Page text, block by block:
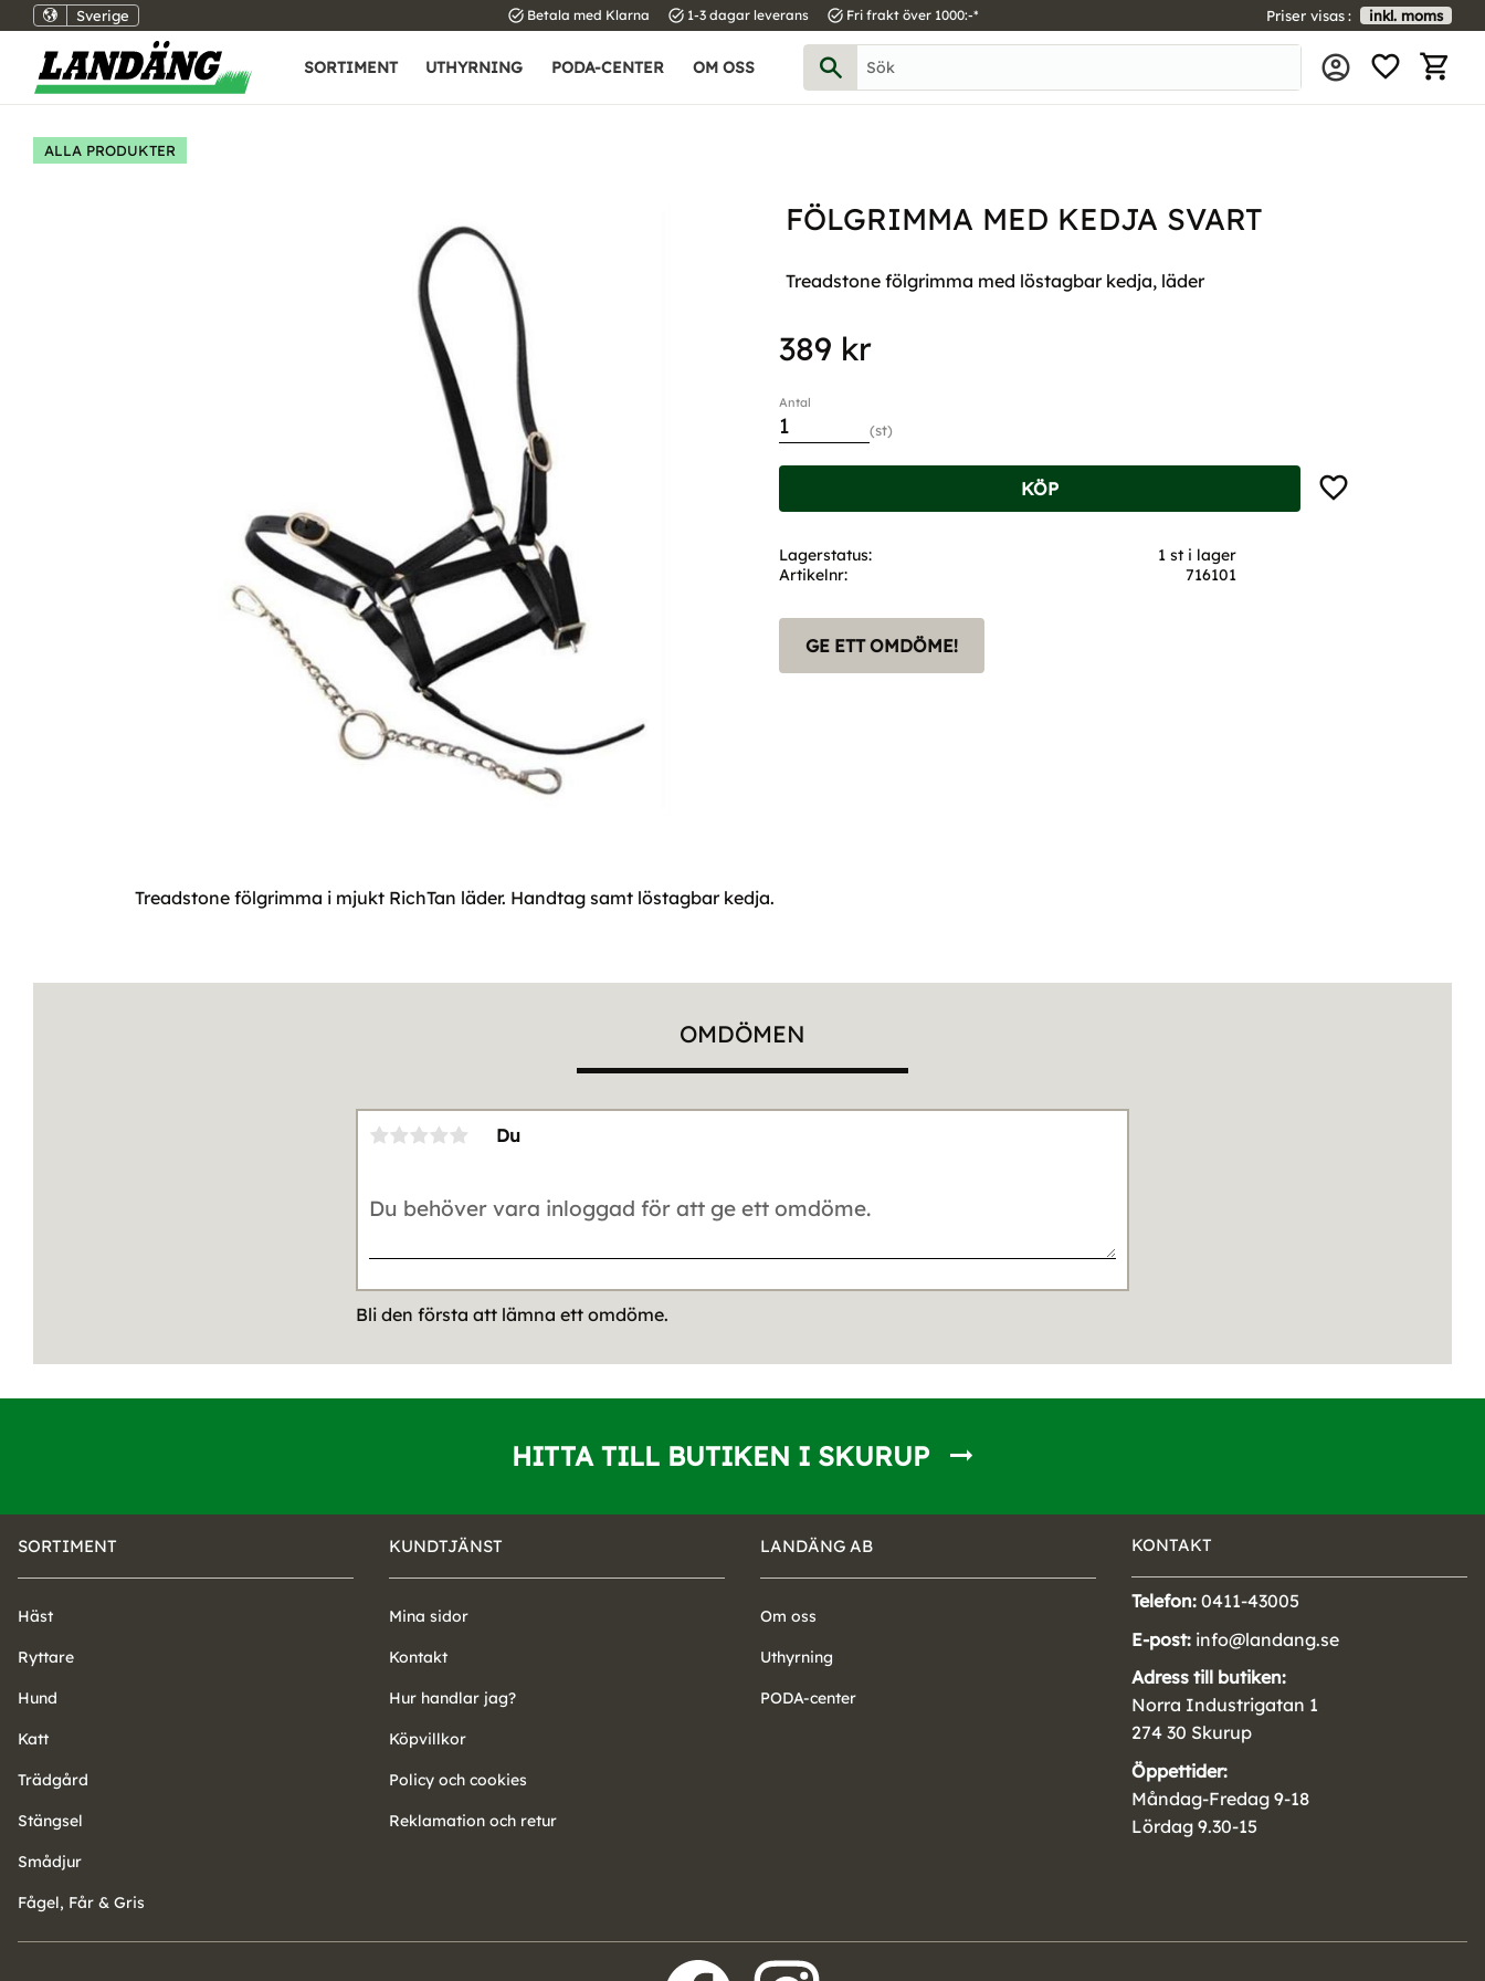
Sverige task_alt Betala med Klarna task_alt 1-3 dagar leverans task_alt Fri frakt över 1000:-* Priser visas inkl. moms
SORTIMENT UTHYRNING PODA-CENTER OM OSS
ALLA PRODUKTER
FÖLGRIMMA MED KEDJA SVART
Treadstone fölgrimma med löstagbar kedja, läder
389 kr
Antal
st
KÖP Lägg till i favoriter
Lagerstatus
1 st i lager
Artikelnr
716101
GE ETT OMDÖME!
Treadstone fölgrimma i mjukt RichTan läder. Handtag samt löstagbar kedja.
OMDÖMEN
Du
Bli den första att lämna ett omdöme.
HITTA TILL BUTIKEN I SKURUP
SORTIMENT
Häst
Ryttare
Hund
Katt
Trädgård
Stängsel
Smådjur
Fågel, Får & Gris
KUNDTJÄNST
Mina sidor
Kontakt
Hur handlar jag?
Köpvillkor
Policy och cookies
Reklamation och retur
LANDÄNG AB
Om oss
Uthyrning
PODA-center
KONTAKT
Telefon: 0411-43005
E-post: info@landang.se
Adress till butiken:
Norra Industrigatan 1
274 30 Skurup
Öppettider:
Måndag-Fredag 9-18
Lördag 9.30-15